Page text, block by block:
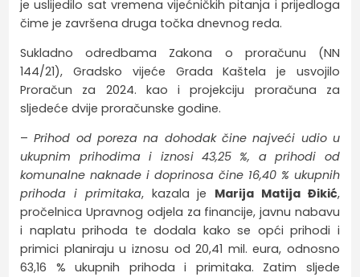
je uslijedilo sat vremena vijećničkih pitanja i prijedloga
čime je završena druga točka dnevnog reda.
Sukladno odredbama Zakona o proračunu (NN
144/21), Gradsko vijeće Grada Kaštela je usvojilo
Proračun za 2024. kao i projekciju proračuna za
sljedeće dvije proračunske godine.
–Prihod od poreza na dohodak čine najveći udio u
ukupnim prihodima i iznosi 43,25 %, a prihodi od
komunalne naknade i doprinosa čine 16,40 % ukupnih
prihoda i primitaka, kazala je Marija Matija Đikić,
pročelnica Upravnog odjela za financije, javnu nabavu
i naplatu prihoda te dodala kako se opći prihodi i
primici planiraju u iznosu od 20,41 mil. eura, odnosno
63,16 % ukupnih prihoda i primitaka. Zatim sljede